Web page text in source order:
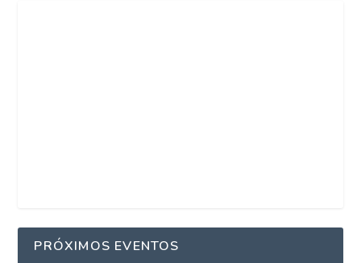
PRÓXIMOS EVENTOS